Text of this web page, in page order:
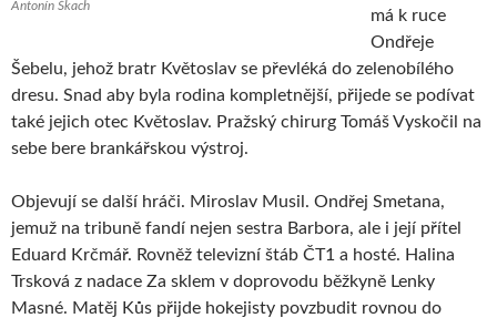
Antonín Škach
má k ruce
Ondřeje
Šebelu, jehož bratr Květoslav se převléká do zelenobílého
dresu. Snad aby byla rodina kompletnější, přijede se podívat
také jejich otec Květoslav. Pražský chirurg Tomáš Vyskočil na
sebe bere brankářskou výstroj.
Objevují se další hráči. Miroslav Musil. Ondřej Smetana,
jemuž na tribuně fandí nejen sestra Barbora, ale i její přítel
Eduard Krčmář. Rovněž televizní štáb ČT1 a hosté. Halina
Trsková z nadace Za sklem v doprovodu běžkyně Lenky
Masné. Matěj Kůs přijde hokejisty povzbudit rovnou do